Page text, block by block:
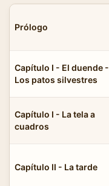
Prólogo
Capítulo I - El duende -
Los patos silvestres
Capítulo I - La tela a
cuadros
Capítulo II - La tarde